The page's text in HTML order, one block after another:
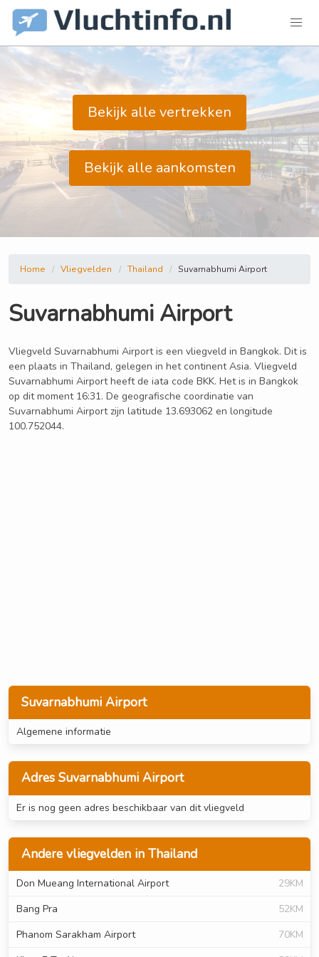
Bekijk alle vertrekken
Bekijk alle aankomsten
Suvarnabhumi Airport
Algemene informatie
Adres Suvarnabhumi Airport
Er is nog geen adres beschikbaar van dit vliegveld
Andere vliegvelden in Thailand
Don Mueang International Airport
29KM
Bang Pra
52KM
Phanom Sarakham Airport
70KM
Home Vliegvelden Thailand Suvarnabhumi Airport
Suvarnabhumi Airport
Vliegveld Suvarnabhumi Airport is een vliegveld in Bangkok. Dit is
een plaats in Thailand, gelegen in het continent Asia. Vliegveld
Suvarnabhumi Airport heeft de iata code BKK. Het is in Bangkok
op dit moment 16:31. De geografische coordinatie van
Suvarnabhumi Airport zijn latitude 13.693062 en longitude
100.752044.